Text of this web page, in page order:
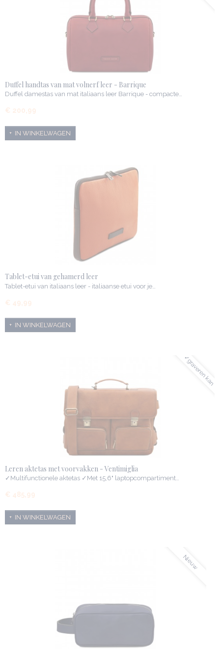
Duffel handtas van mat volnerf leer - Barrique
Duffel damestas van mat italiaans leer Barrique - compacte…
€ 200,99
IN WINKELWAGEN
Tablet-etui van gehamerd leer
Tablet-etui van italiaans leer - italiaanse etui voor je…
€ 49,99
IN WINKELWAGEN
✓graveren kan
Leren aktetas met voorvakken - Ventimiglia
✓Multifunctionele aktetas ✓Met 15,6" laptopcompartiment…
€ 485,99
IN WINKELWAGEN
Nieuw